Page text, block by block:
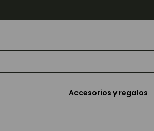
Accesorios y regalos